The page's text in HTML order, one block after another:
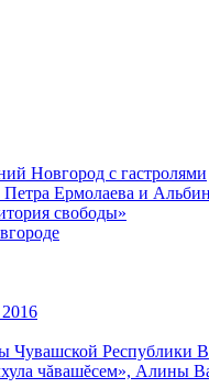
Новгород с гастролями
Ермолаева и
свободы»
Чувашской Республики
чăвашĕсем»,